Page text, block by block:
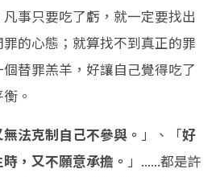
事只要吃了虧，就一定要找出
的心態；就算找不到真正的罪
替罪羔羊，好讓自己覺得吃了
。
法克制自己不參與。 」、「好
，又不願意承擔。 」......都是許